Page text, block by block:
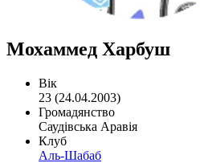
Мохаммед Харбуш
Вік
23 (24.04.2003)
Громадянство
Саудівська Аравія
Клуб
Аль-Шабаб